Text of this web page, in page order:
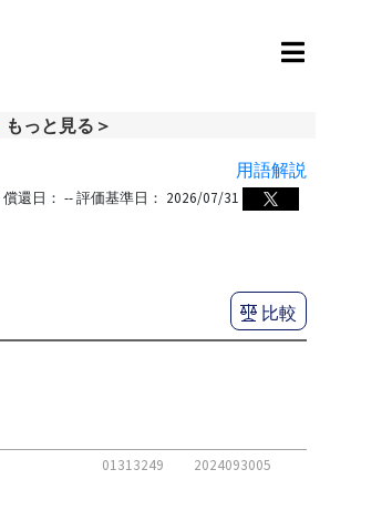
もっと見る＞
用語解説
償還日： -- 評価基準日： 2026/07/31
比較
01313249 2024093005